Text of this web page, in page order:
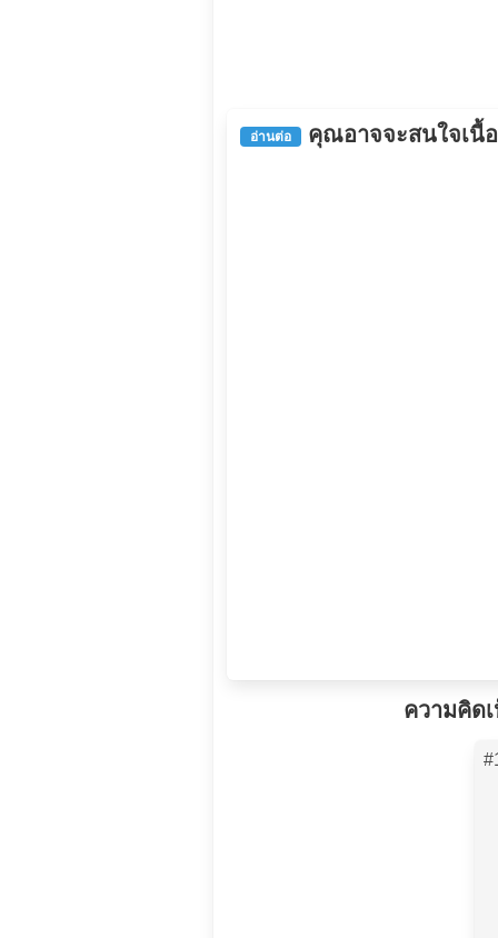
อ่านต่อ คุณอาจจะสนใจเนื้
ความคิด